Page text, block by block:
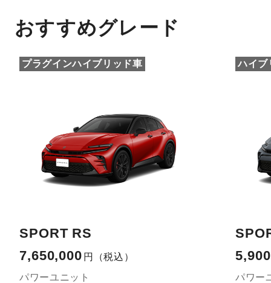
おすすめグレード
プラグインハイブリッド車
SPORT RS
7,650,000 円
（税込）
パワーユニット
ハイブ
パワー